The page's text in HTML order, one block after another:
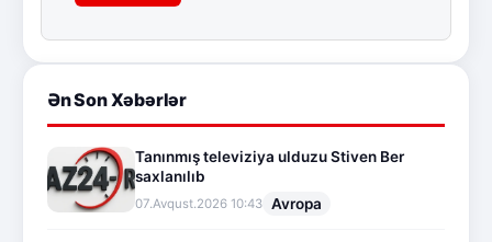
Ən Son Xəbərlər
Tanınmış televiziya ulduzu Stiven Ber
saxlanılıb
07.Avqust.2026 10:43 Avropa